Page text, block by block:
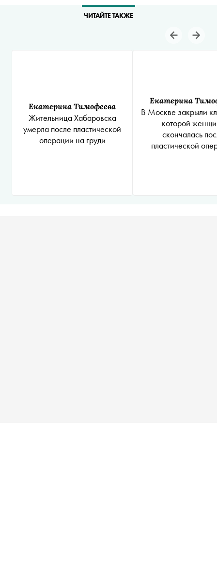
ЧИТАЙТЕ ТАКЖЕ
Екатерина Тимофеева
Жительница Хабаровска
умерла после пластической
операции на груди
Екатерина
В Москве закрыли
которой
скончалась
пластической